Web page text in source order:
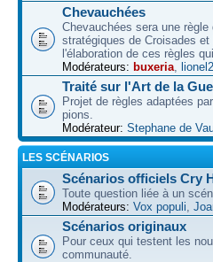
Chevauchées
Chevauchées sera une
stratégiques de Croisades
l'élaboration de ces règles
Modérateurs: buxeria,
Traité sur l'Art de la
Projet de règles adaptées
pions.
Modérateur: Stephane de
LES SCÉNARIOS
Scénarios officiels Cry
Toute question liée à un
Modérateurs: Vox populi,
Scénarios originaux
Pour ceux qui testent les
communauté.